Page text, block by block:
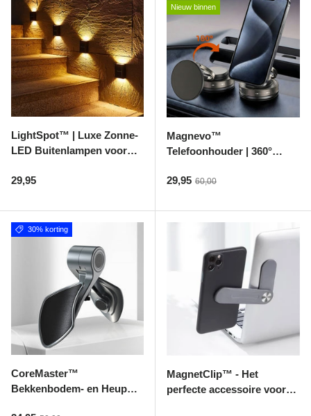
Bestellingen & levering
Algemene voorwaarden
Wij steunen KWF, doe je mee?
LightSpot™ | Luxe Zonne-
LED Buitenlampen voor
Energiebesparende Tuin
Reguliere prijs
29,95
Nieuw binnen
Magnevo™
Telefoonhouder | 360°
compact
Verkoopprijs
29,95 Reguliere prijs
60,00
30% korting
CoreMaster™
Bekkenbodem- en Heup
MagnetClip™ - Het
perfecte accessoire voor